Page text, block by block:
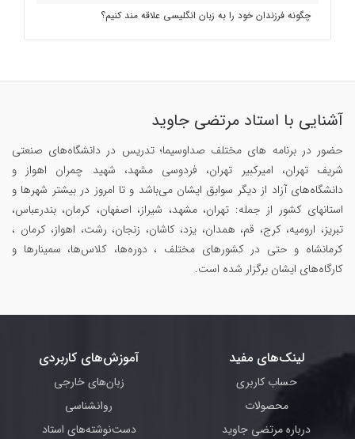
چگونه فرزندان خود را به زبان انگلیسی علاقه مند کنیم؟
آشنایی با استاد مرتضی جاوید
حضور در برنامه های مختلف صداوسیما؛ تدریس در دانشگاه‌های صنعتی
شریف تهران، امیرکبیر تهران، فردوسی مشهد، شهید چمران اهواز و
دانشگاه‌های آزاد از دیگر سوابق ایشان می‌باشد و تا امروز در بیشتر شهرها و
استانهای کشور از جمله: تهران، مشهد، شیراز، اصفهان، کرمان، بندرعباس،
تبریز، ارومیه، کرج، قم، همدان، یزد، کاشان، زنجان، رشت، اهواز، کرمان ،
کرمانشاه و حتی در کشورهای مختلف ، دوره‌ها، کلاس‌ها، سمینار‌ها و
کارگاه‌های ایشان برگزار شده است.
لینک‌های مفید
حساب کاربری
محصولات
درباره مرتضی جاوید
آموزش‌های کاربردی
زبان‌های خارجی
روانشناسی
دست‌نوشته‌های استاد